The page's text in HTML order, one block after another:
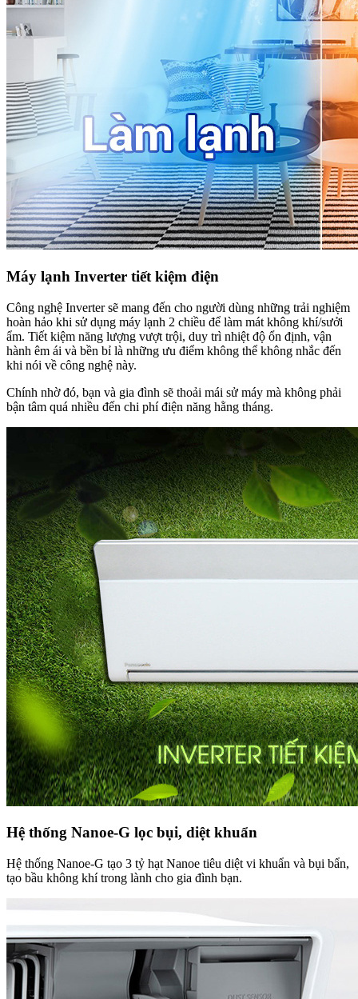
Máy lạnh Inverter tiết kiệm điện
Công nghệ Inverter sẽ mang đến cho người dùng những trải nghiệm
hoàn hảo khi sử dụng máy lạnh 2 chiều để làm mát không khí/sưởi
ẩm. Tiết kiệm năng lượng vượt trội, duy trì nhiệt độ ổn định, vận
hành êm ái và bền bỉ là những ưu điểm không thể không nhắc đến
khi nói về công nghệ này.
Chính nhờ đó, bạn và gia đình sẽ thoải mái sử máy mà không phải
bận tâm quá nhiều đến chi phí điện năng hằng tháng.
Hệ thống Nanoe-G lọc bụi, diệt khuẩn
Hệ thống Nanoe-G tạo 3 tỷ hạt Nanoe tiêu diệt vi khuẩn và bụi bẩn,
tạo bầu không khí trong lành cho gia đình bạn.